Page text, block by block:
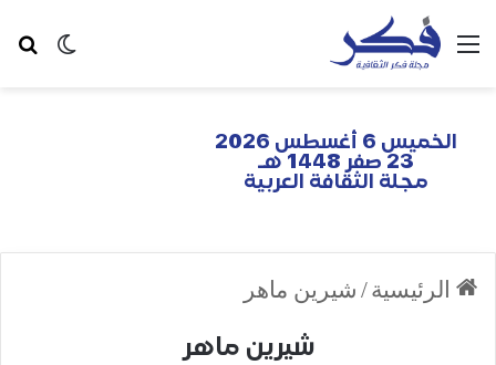
الخميس 6 أغسطس 2026
23 صفر 1448 هـ
مجلة الثقافة العربية
الرئيسية/ شيرين ماهر
شيرين ماهر